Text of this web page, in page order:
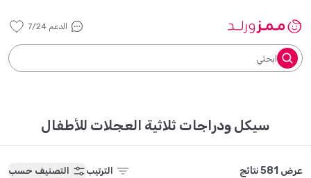
الدعم 7/24
ابحثي
سيكل ودراجات ثلاثية العجلات للأطفال
عرض 581 نتائج الترتيب التصنيف حسب